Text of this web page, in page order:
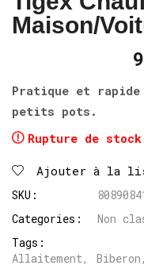
Maison/
Pratique et
petits pots.
Rupture de stock
Ajouter à la
SKU:
Categories:
Non
Tags:
Allaitement, Biberon